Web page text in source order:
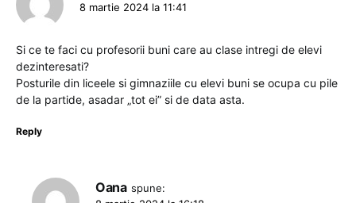
8 martie 2024 la 11:41
Si ce te faci cu profesorii buni care au clase intregi de elevi
dezinteresati?
Posturile din liceele si gimnaziile cu elevi buni se ocupa cu pile
de la partide, asadar „tot ei” si de data asta.
Reply
Oana spune: